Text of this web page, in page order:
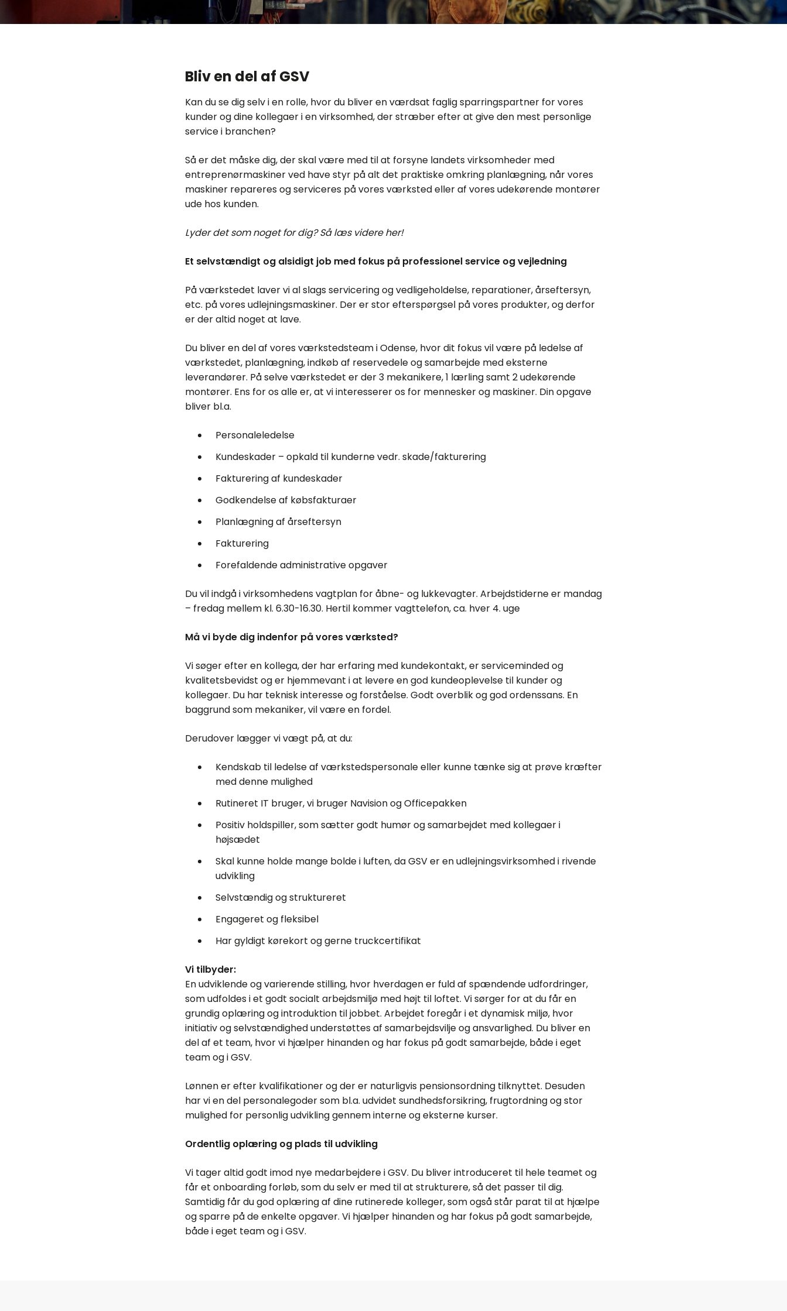
Bliv en del af GSV
Kan du se dig selv i en rolle, hvor du bliver en værdsat faglig sparringspartner for vores
kunder og dine kollegaer i en virksomhed, der stræber efter at give den mest personlige
service i branchen?
Så er det måske dig, der skal være med til at forsyne landets virksomheder med
entreprenørmaskiner ved have styr på alt det praktiske omkring planlægning, når vores
maskiner repareres og serviceres på vores værksted eller af vores udekørende montører
ude hos kunden.
Lyder det som noget for dig? Så læs videre her!
Et selvstændigt og alsidigt job med fokus på professionel service og vejledning
På værkstedet laver vi al slags servicering og vedligeholdelse, reparationer, årseftersyn,
etc. på vores udlejningsmaskiner. Der er stor efterspørgsel på vores produkter, og derfor
er der altid noget at lave.
Du bliver en del af vores værkstedsteam i Odense, hvor dit fokus vil være på ledelse af
værkstedet, planlægning, indkøb af reservedele og samarbejde med eksterne
leverandører. På selve værkstedet er der 3 mekanikere, 1 lærling samt 2 udekørende
montører. Ens for os alle er, at vi interesserer os for mennesker og maskiner. Din opgave
bliver bl.a.
Personaleledelse
Kundeskader – opkald til kunderne vedr. skade/fakturering
Fakturering af kundeskader
Godkendelse af købsfakturaer
Planlægning af årseftersyn
Fakturering
Forefaldende administrative opgaver
Du vil indgå i virksomhedens vagtplan for åbne- og lukkevagter. Arbejdstiderne er mandag
– fredag mellem kl. 6.30-16.30. Hertil kommer vagttelefon, ca. hver 4. uge
Må vi byde dig indenfor på vores værksted?
Vi søger efter en kollega, der har erfaring med kundekontakt, er serviceminded og
kvalitetsbevidst og er hjemmevant i at levere en god kundeoplevelse til kunder og
kollegaer. Du har teknisk interesse og forståelse. Godt overblik og god ordenssans. En
baggrund som mekaniker, vil være en fordel.
Derudover lægger vi vægt på, at du:
Kendskab til ledelse af værkstedspersonale eller kunne tænke sig at prøve kræfter
med denne mulighed
Rutineret IT bruger, vi bruger Navision og Officepakken
Positiv holdspiller, som sætter godt humør og samarbejdet med kollegaer i
højsædet
Skal kunne holde mange bolde i luften, da GSV er en udlejningsvirksomhed i rivende
udvikling
Selvstændig og struktureret
Engageret og fleksibel
Har gyldigt kørekort og gerne truckcertifikat
Vi tilbyder:
En udviklende og varierende stilling, hvor hverdagen er fuld af spændende udfordringer,
som udfoldes i et godt socialt arbejdsmiljø med højt til loftet. Vi sørger for at du får en
grundig oplæring og introduktion til jobbet. Arbejdet foregår i et dynamisk miljø, hvor
initiativ og selvstændighed understøttes af samarbejdsvilje og ansvarlighed. Du bliver en
del af et team, hvor vi hjælper hinanden og har fokus på godt samarbejde, både i eget
team og i GSV.
Lønnen er efter kvalifikationer og der er naturligvis pensionsordning tilknyttet. Desuden
har vi en del personalegoder som bl.a. udvidet sundhedsforsikring, frugtordning og stor
mulighed for personlig udvikling gennem interne og eksterne kurser.
Ordentlig oplæring og plads til udvikling
Vi tager altid godt imod nye medarbejdere i GSV. Du bliver introduceret til hele teamet og
får et onboarding forløb, som du selv er med til at strukturere, så det passer til dig.
Samtidig får du god oplæring af dine rutinerede kolleger, som også står parat til at hjælpe
og sparre på de enkelte opgaver. Vi hjælper hinanden og har fokus på godt samarbejde,
både i eget team og i GSV.